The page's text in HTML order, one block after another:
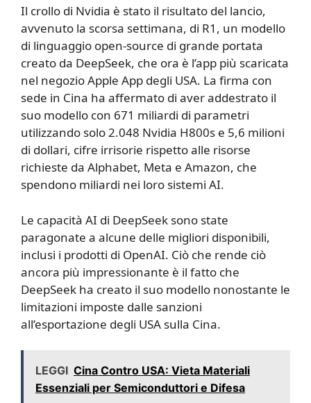
Il crollo di Nvidia è stato il risultato del lancio,
avvenuto la scorsa settimana, di R1, un modello
di linguaggio open-source di grande portata
creato da DeepSeek, che ora è l’app più scaricata
nel negozio Apple App degli USA. La firma con
sede in Cina ha affermato di aver addestrato il
suo modello con 671 miliardi di parametri
utilizzando solo 2.048 Nvidia H800s e 5,6 milioni
di dollari, cifre irrisorie rispetto alle risorse
richieste da Alphabet, Meta e Amazon, che
spendono miliardi nei loro sistemi AI.
Le capacità AI di DeepSeek sono state
paragonate a alcune delle migliori disponibili,
inclusi i prodotti di OpenAI. Ciò che rende ciò
ancora più impressionante è il fatto che
DeepSeek ha creato il suo modello nonostante le
limitazioni imposte dalle sanzioni
all’esportazione degli USA sulla Cina.
LEGGI Cina Contro USA: Vieta Materiali
Essenziali per Semiconduttori e Difesa